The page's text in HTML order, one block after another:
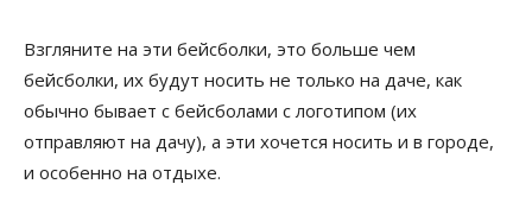
Взгляните на эти бейсболки, это больше чем
бейсболки, их будут носить не только на даче, как
обычно бывает с бейсболами с логотипом (их
отправляют на дачу), а эти хочется носить и в городе,
и особенно на отдыхе.